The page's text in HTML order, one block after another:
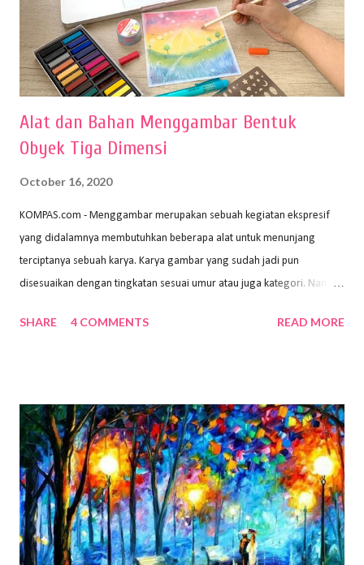
Alat dan Bahan Menggambar Bentuk
Obyek Tiga Dimensi
October 16, 2020
KOMPAS.com - Menggambar merupakan sebuah kegiatan ekspresif
yang didalamnya membutuhkan beberapa alat untuk menunjang
terciptanya sebuah karya. Karya gambar yang sudah jadi pun
disesuaikan dengan tingkatan sesuai umur atau juga kategori. Namun,
sehingga hasilnya bisa dilihat. Peran alat dan bahan sangat
memiliki spesifikasi berbeda sesuai jenisnya. Berikut peralatan
menggambar bentuk: 1. Kertas Gambar Kegiatan menggambar
membutuhkan kertas yang baik agar proses pembuatan gambar lebih
nyaman dan maksimal. Bahan kertas yang baik salah satu syaratnya
adalah tidak mudah sobek, mengingat menggambar merupakan
proses menggores dan menghapus. Kertas adalah bahan yang paling
ideal digunakan untuk menggambar. Dalam menggambar
SHARE 4 COMMENTS READ MORE